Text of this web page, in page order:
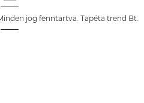
jog fenntartva. Tapéta trend Bt.